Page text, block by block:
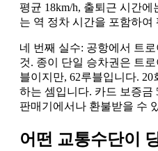
평균 18km/h, 출퇴근 시간
는 역 정차 시간을 포함하여
네 번째 실수: 공항에서 트
것. 종이 단일 승차권은 트
블이지만, 62루블입니다. 20
하는 셈입니다. 카드 보증금
판매기에서나 환불받을 수
어떤 교통수단이